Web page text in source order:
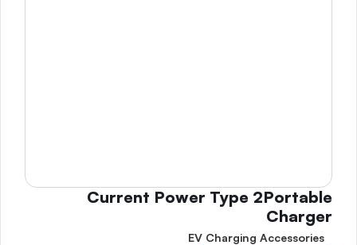
Current Power Type 2Portable
Charger
EV Charging Accessories